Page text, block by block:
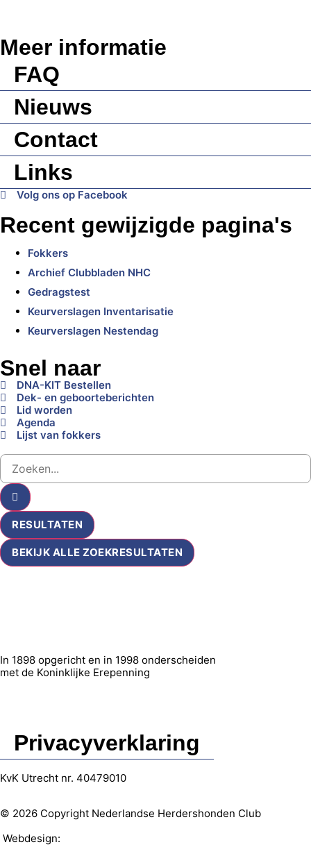
Meer informatie
FAQ
Nieuws
Contact
Links
Volg ons op Facebook
Recent gewijzigde pagina's
Fokkers
Archief Clubbladen NHC
Gedragstest
Keurverslagen Inventarisatie
Keurverslagen Nestendag
Snel naar
DNA-KIT Bestellen
Dek- en geboorteberichten
Lid worden
Agenda
Lijst van fokkers
RESULTATEN
BEKIJK ALLE ZOEKRESULTATEN
In 1898 opgericht en in 1998 onderscheiden
met de Koninklijke Erepenning
Privacyverklaring
KvK Utrecht nr. 40479010
© 2026 Copyright Nederlandse Herdershonden Club
Webdesign: